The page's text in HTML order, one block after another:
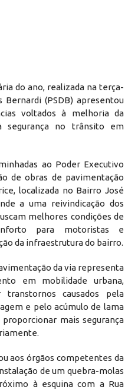
do ano, realizada na terça-
Bernardi (PSDB) apresentou
voltados à melhoria da
segurança no trânsito em
ao Poder Executivo
de obras de pavimentação
localizada no Bairro José
a uma reivindicação dos
melhores condições de
para motoristas e
da infraestrutura do bairro.
da via representa
em mobilidade urbana,
causados pela
e pelo acúmulo de lama
mais segurança
aos órgãos competentes da
de um quebra-molas
à esquina com a Rua